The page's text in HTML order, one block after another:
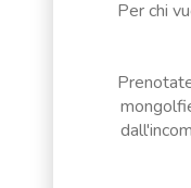
Per chi